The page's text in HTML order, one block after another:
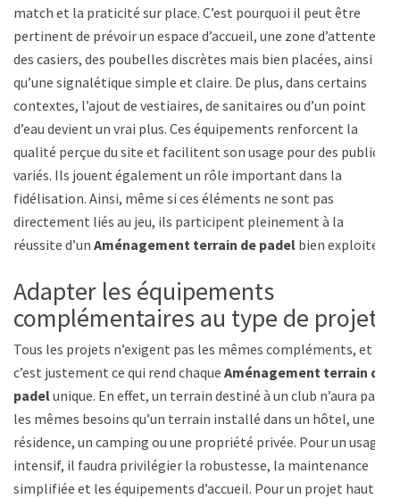
match et la praticité sur place. C’est pourquoi il peut être
pertinent de prévoir un espace d’accueil, une zone d’attente,
des casiers, des poubelles discrètes mais bien placées, ainsi
qu’une signalétique simple et claire. De plus, dans certains
contextes, l’ajout de vestiaires, de sanitaires ou d’un point
d’eau devient un vrai plus. Ces équipements renforcent la
qualité perçue du site et facilitent son usage pour des publics
variés. Ils jouent également un rôle important dans la
fidélisation. Ainsi, même si ces éléments ne sont pas
directement liés au jeu, ils participent pleinement à la
réussite d’un Aménagement terrain de padel bien exploité.
Adapter les équipements
complémentaires au type de projet
Tous les projets n’exigent pas les mêmes compléments, et
c’est justement ce qui rend chaque Aménagement terrain de
padelunique. En effet, un terrain destiné à un club n’aura pas
les mêmes besoins qu’un terrain installé dans un hôtel, une
résidence, un camping ou une propriété privée. Pour un usage
intensif, il faudra privilégier la robustesse, la maintenance
simplifiée et les équipements d’accueil. Pour un projet haut